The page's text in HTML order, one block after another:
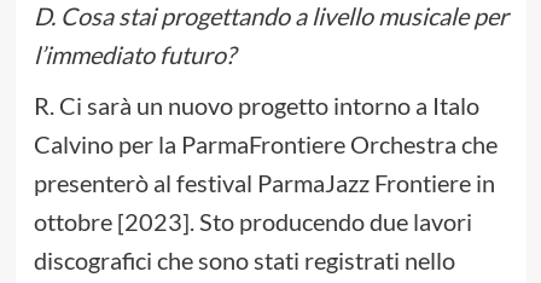
D. Cosa stai progettando a livello musicale per
l’immediato futuro?
R. Ci sarà un nuovo progetto intorno a Italo
Calvino per la ParmaFrontiere Orchestra che
presenterò al festival ParmaJazz Frontiere in
ottobre [2023]. Sto producendo due lavori
discografici che sono stati registrati nello